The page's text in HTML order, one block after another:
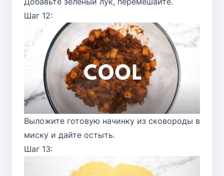
Шаг 12:
Выложите готовую начинку из сковороды в
миску и дайте остыть.
Шаг 13: